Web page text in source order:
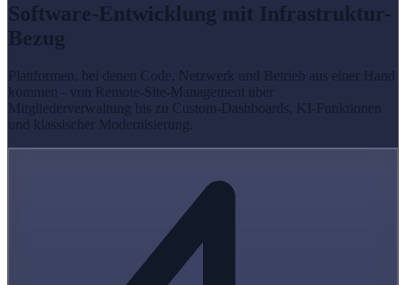
Software-Entwicklung mit Infrastruktur-
Bezug
Plattformen, bei denen Code, Netzwerk und Betrieb aus einer Hand
kommen - von Remote-Site-Management über
Mitgliederverwaltung bis zu Custom-Dashboards, KI-Funktionen
und klassischer Modernisierung.